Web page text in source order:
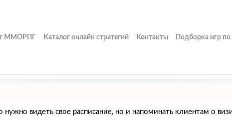
ММОРПГ Каталог онлайн стратегий Контакты Подборка игр
нужно видеть свое расписание, но и напоминать клиентам о